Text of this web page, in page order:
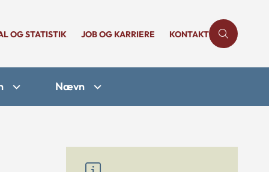
OG STATISTIK JOB OG KARRIERE KONTAKT
Nævn